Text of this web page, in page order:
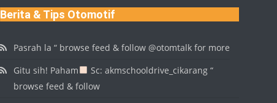
Berita & Tips Otomotif
Pasrah la “ browse feed & follow @otomtalk for more
Gitu sih! Paham
Sc: akmschooldrive_cikarang “
browse feed & follow